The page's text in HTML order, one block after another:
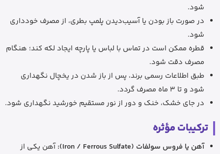
شود.
در صورت باز بودن یا آسیب‌دیدن پلمپ بطری، از مصرف خودداری
شود.
قطره ممکن است در تماس با لباس یا پارچه ایجاد لکه کند؛ هنگام
مصرف دقت شود.
طبق اطلاعات رسمی برند، پس از باز شدن در یخچال نگهداری
شود و تا 3 ماه مصرف گردد.
در جای خشک، خنک و دور از نور مستقیم خورشید نگهداری شود.
ترکیبات مؤثره
آهن یا فروس سولفات (Iron / Ferrous Sulfate):
آهن یکی از